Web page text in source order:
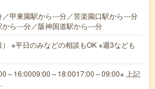
甲東園駅から---分／苦楽園口駅から---分
から---分／阪神国道駅から---分
※平日のみなどの相談もOK ※週3なども
～16:0009:00～18:0017:00～09:00※ 上記